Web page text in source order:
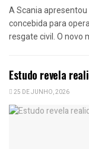
A Scania
concebida para
resgate civil. O novo
Estudo revela
25 DE JUNHO, 2026